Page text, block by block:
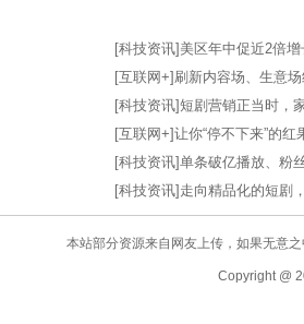
[科技资讯] 美区年中促近2倍
[互联网+] 刷新内容场、生意
[科技资讯]短剧营销正当时，
[互联网+]让你“停不下来”的
[科技资讯]单条破亿播放、粉
[科技资讯] 走向精品化的短剧
本站部分资源来自网友上传，如果无意
Copyright @